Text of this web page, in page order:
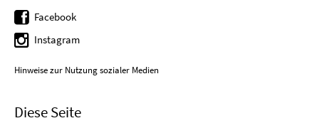
Facebook
Instagram
Hinweise zur Nutzung sozialer Medien
Diese Seite